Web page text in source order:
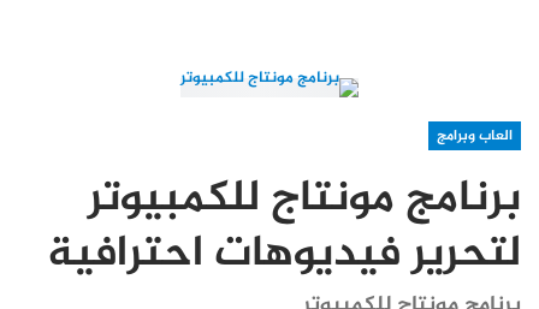
العاب وبرامج
برنامج مونتاج للكمبيوتر
لتحرير فيديوهات احترافية